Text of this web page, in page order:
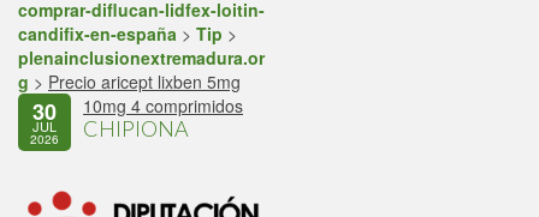
comprar-diflucan-lidfex-loitin-
candifix-en-españa > Tip >
plenainclusionextremadura.or
g > Precio aricept lixben 5mg
10mg 4 comprimidos
30
JUL
2026 CHIPIONA